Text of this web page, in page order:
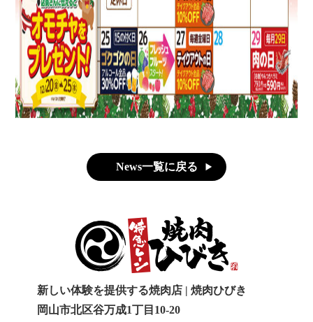
News一覧に戻る
新しい体験を提供する焼肉店 | 焼肉ひびき
岡山市北区谷万成1丁目10-20